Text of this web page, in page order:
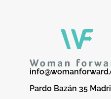
Pardo Bazán 35